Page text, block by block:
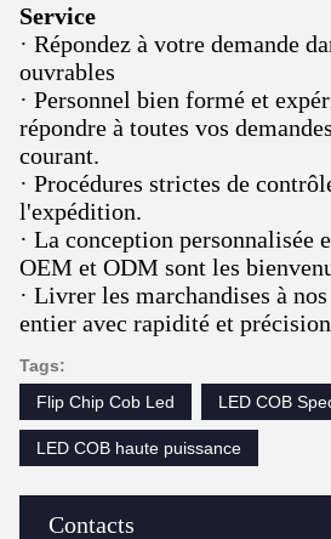
Contacts
Service
· Répondez à votre demande
ouvrables
· Personnel bien formé et
répondre à toutes vos
courant.
· Procédures strictes de
l'expédition.
· La conception personnalisée
OEM et ODM sont les
· Livrer les marchandises à
entier avec rapidité et
Tags:
Flip Chip Cob Led
LED COB
LED COB haute puissance